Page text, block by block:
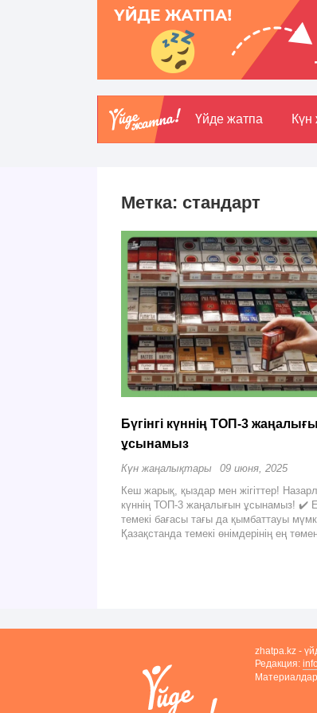
Үйде жатпа Күн
Метка: стандарт
Бүгінгі күннің ТОП-3
ұсынамыз
Күн жаңалықтары
09 июня, 2025
Кеш жарық, қыздар мен жігіттер!
күннің ТОП-3 жаңалығын ұсынамыз! ✔️
темекі бағасы тағы да қымбаттауы
Қазақстанда темекі өнімдерінің ең
zhatpa.kz -
Редакция: